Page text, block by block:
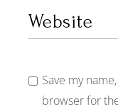
Save my
browser for